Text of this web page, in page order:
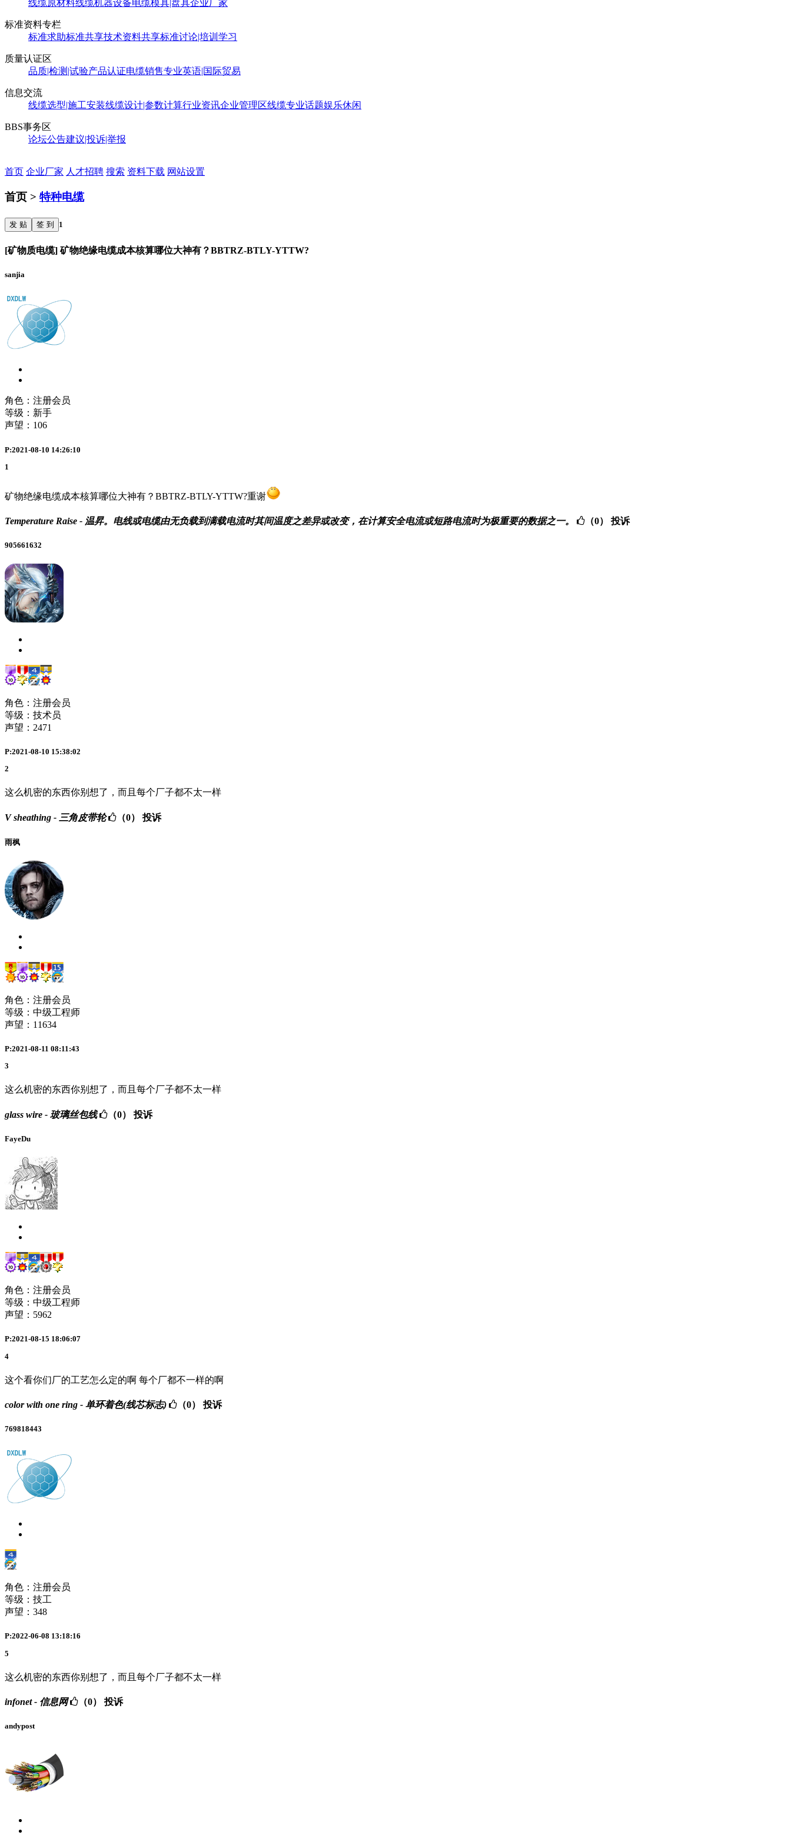
线缆原材料线缆机器设备电缆模具|盘具企业厂家
标准资料专栏
标准求助标准共享技术资料共享标准讨论|培训学习
质量认证区
品质|检测|试验产品认证电缆销售专业英语|国际贸易
信息交流
线缆选型|施工安装线缆设计|参数计算行业资讯企业管理区线缆专业话题娱乐休闲
BBS事务区
论坛公告建议|投诉|举报
首页 企业厂家 人才招聘 搜索 资料下载 网站设置
首页 > 特种电缆
发 贴 签 到 1
[矿物质电缆] 矿物绝缘电缆成本核算哪位大神有？BBTRZ-BTLY-YTTW?
sanjia
角色：注册会员
等级：新手
声望： 106
P:2021-08-10 14:26:10
1
矿物绝缘电缆成本核算哪位大神有？BBTRZ-BTLY-YTTW?重谢
Temperature Raise - 温昇。电线或电缆由无负载到满载电流时其间温度之差异或改变，在计算安全电流或短路电流时为极重要的数据之一。 （0） 投诉
905661632
角色：注册会员
等级：技术员
声望： 2471
P:2021-08-10 15:38:02
2
这么机密的东西你别想了，而且每个厂子都不太一样
V sheathing - 三角皮带轮 （0） 投诉
雨枫
角色：注册会员
等级：中级工程师
声望： 11634
P:2021-08-11 08:11:43
3
这么机密的东西你别想了，而且每个厂子都不太一样
glass wire - 玻璃丝包线 （0） 投诉
FayeDu
角色：注册会员
等级：中级工程师
声望： 5962
P:2021-08-15 18:06:07
4
这个看你们厂的工艺怎么定的啊 每个厂都不一样的啊
color with one ring - 单环着色(线芯标志) （0） 投诉
769818443
角色：注册会员
等级：技工
声望： 348
P:2022-06-08 13:18:16
5
这么机密的东西你别想了，而且每个厂子都不太一样
infonet - 信息网 （0） 投诉
andypost